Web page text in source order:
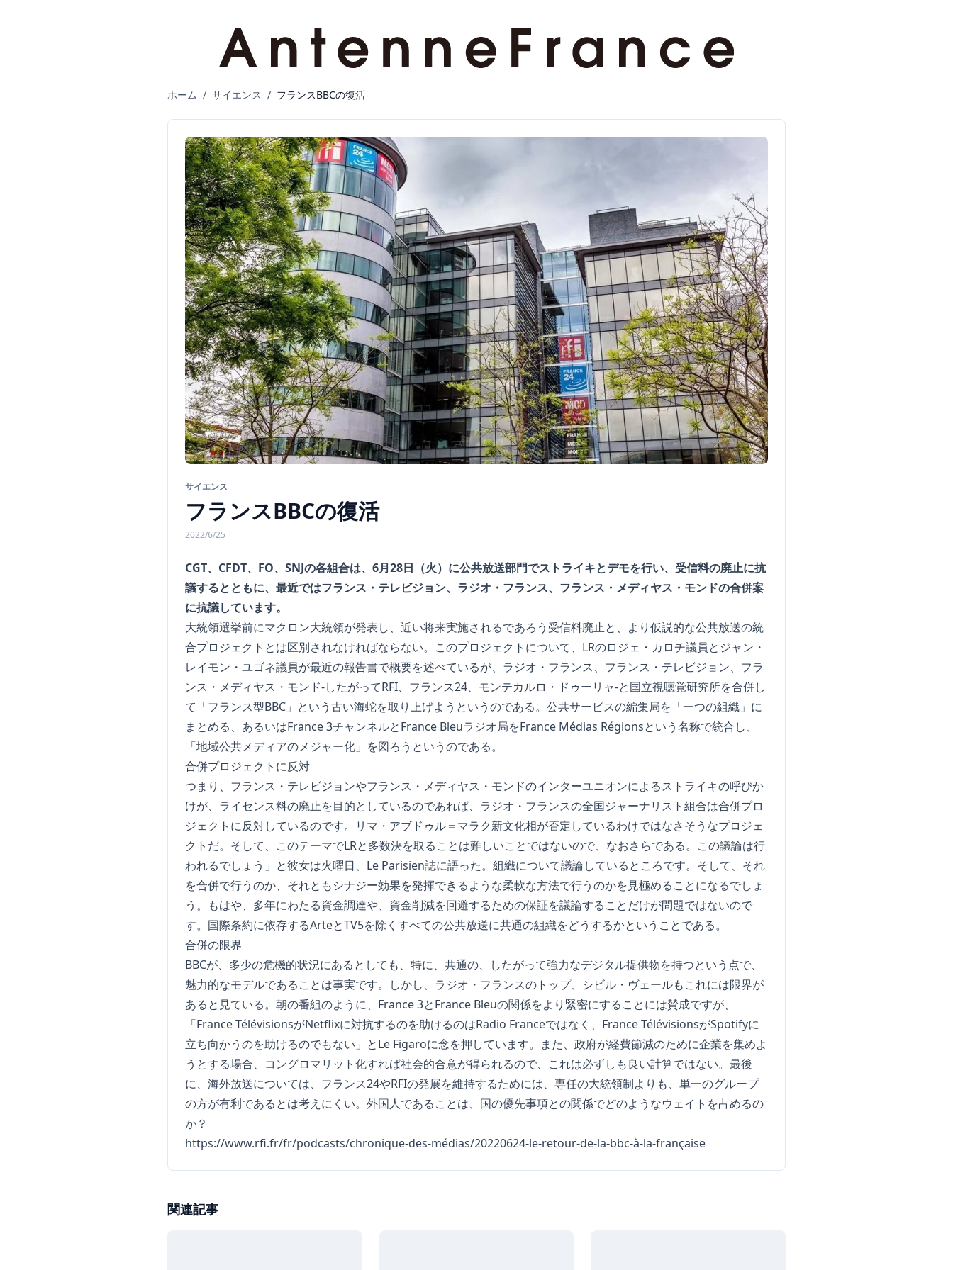
ホーム / サイエンス / フランスBBCの復活
サイエンス
フランスBBCの復活
2022/6/25
CGT、CFDT、FO、SNJの各組合は、6月28日（火）に公共放送部門でストライキとデモを行い、受信料の廃止に抗
議するとともに、最近ではフランス・テレビジョン、ラジオ・フランス、フランス・メディヤス・モンドの合併案
に抗議しています。
大統領選挙前にマクロン大統領が発表し、近い将来実施されるであろう受信料廃止と、より仮説的な公共放送の統
合プロジェクトとは区別されなければならない。このプロジェクトについて、LRのロジェ・カロチ議員とジャン・
レイモン・ユゴネ議員が最近の報告書で概要を述べているが、ラジオ・フランス、フランス・テレビジョン、フラ
ンス・メディヤス・モンド-したがってRFI、フランス24、モンテカルロ・ドゥーリャ-と国立視聴覚研究所を合併し
て「フランス型BBC」という古い海蛇を取り上げようというのである。公共サービスの編集局を「一つの組織」に
まとめる、あるいはFrance 3チャンネルとFrance Bleuラジオ局をFrance Médias Régionsという名称で統合し、
「地域公共メディアのメジャー化」を図ろうというのである。
合併プロジェクトに反対
つまり、フランス・テレビジョンやフランス・メディヤス・モンドのインターユニオンによるストライキの呼びか
けが、ライセンス料の廃止を目的としているのであれば、ラジオ・フランスの全国ジャーナリスト組合は合併プロ
ジェクトに反対しているのです。リマ・アブドゥル＝マラク新文化相が否定しているわけではなさそうなプロジェ
クトだ。そして、このテーマでLRと多数決を取ることは難しいことではないので、なおさらである。この議論は行
われるでしょう」と彼女は火曜日、Le Parisien誌に語った。組織について議論しているところです。そして、それ
を合併で行うのか、それともシナジー効果を発揮できるような柔軟な方法で行うのかを見極めることになるでしょ
う。もはや、多年にわたる資金調達や、資金削減を回避するための保証を議論することだけが問題ではないので
す。国際条約に依存するArteとTV5を除くすべての公共放送に共通の組織をどうするかということである。
合併の限界
BBCが、多少の危機的状況にあるとしても、特に、共通の、したがって強力なデジタル提供物を持つという点で、
魅力的なモデルであることは事実です。しかし、ラジオ・フランスのトップ、シビル・ヴェールもこれには限界が
あると見ている。朝の番組のように、France 3とFrance Bleuの関係をより緊密にすることには賛成ですが、
「France TélévisionsがNetflixに対抗するのを助けるのはRadio Franceではなく、France TélévisionsがSpotifyに
立ち向かうのを助けるのでもない」とLe Figaroに念を押しています。また、政府が経費節減のために企業を集めよ
うとする場合、コングロマリット化すれば社会的合意が得られるので、これは必ずしも良い計算ではない。最後
に、海外放送については、フランス24やRFIの発展を維持するためには、専任の大統領制よりも、単一のグループ
の方が有利であるとは考えにくい。外国人であることは、国の優先事項との関係でどのようなウェイトを占めるの
か？
https://www.rfi.fr/fr/podcasts/chronique-des-médias/20220624-le-retour-de-la-bbc-à-la-française
関連記事